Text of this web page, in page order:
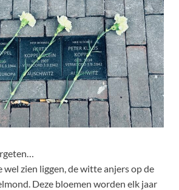
wel zien liggen, de witte anjers op de
Deze bloemen worden elk jaar